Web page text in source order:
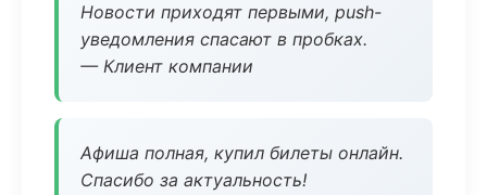
Новости приходят первыми, push-
уведомления спасают в пробках.
— Клиент компании
Афиша полная, купил билеты онлайн.
Спасибо за актуальность!